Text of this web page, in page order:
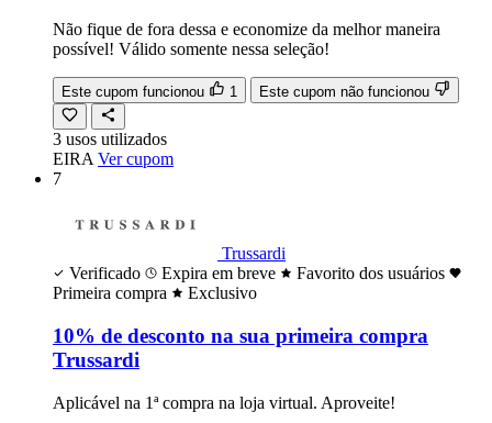
Não fique de fora dessa e economize da melhor maneira
possível! Válido somente nessa seleção!
Este cupom funcionou 1 Este cupom não funcionou
3 usos utilizados
EIRA Ver cupom
7
Trussardi
Verificado
Expira em breve
Favorito dos usuários
Primeira compra
Exclusivo
10% de desconto na sua primeira compra
Trussardi
Aplicável na 1ª compra na loja virtual. Aproveite!